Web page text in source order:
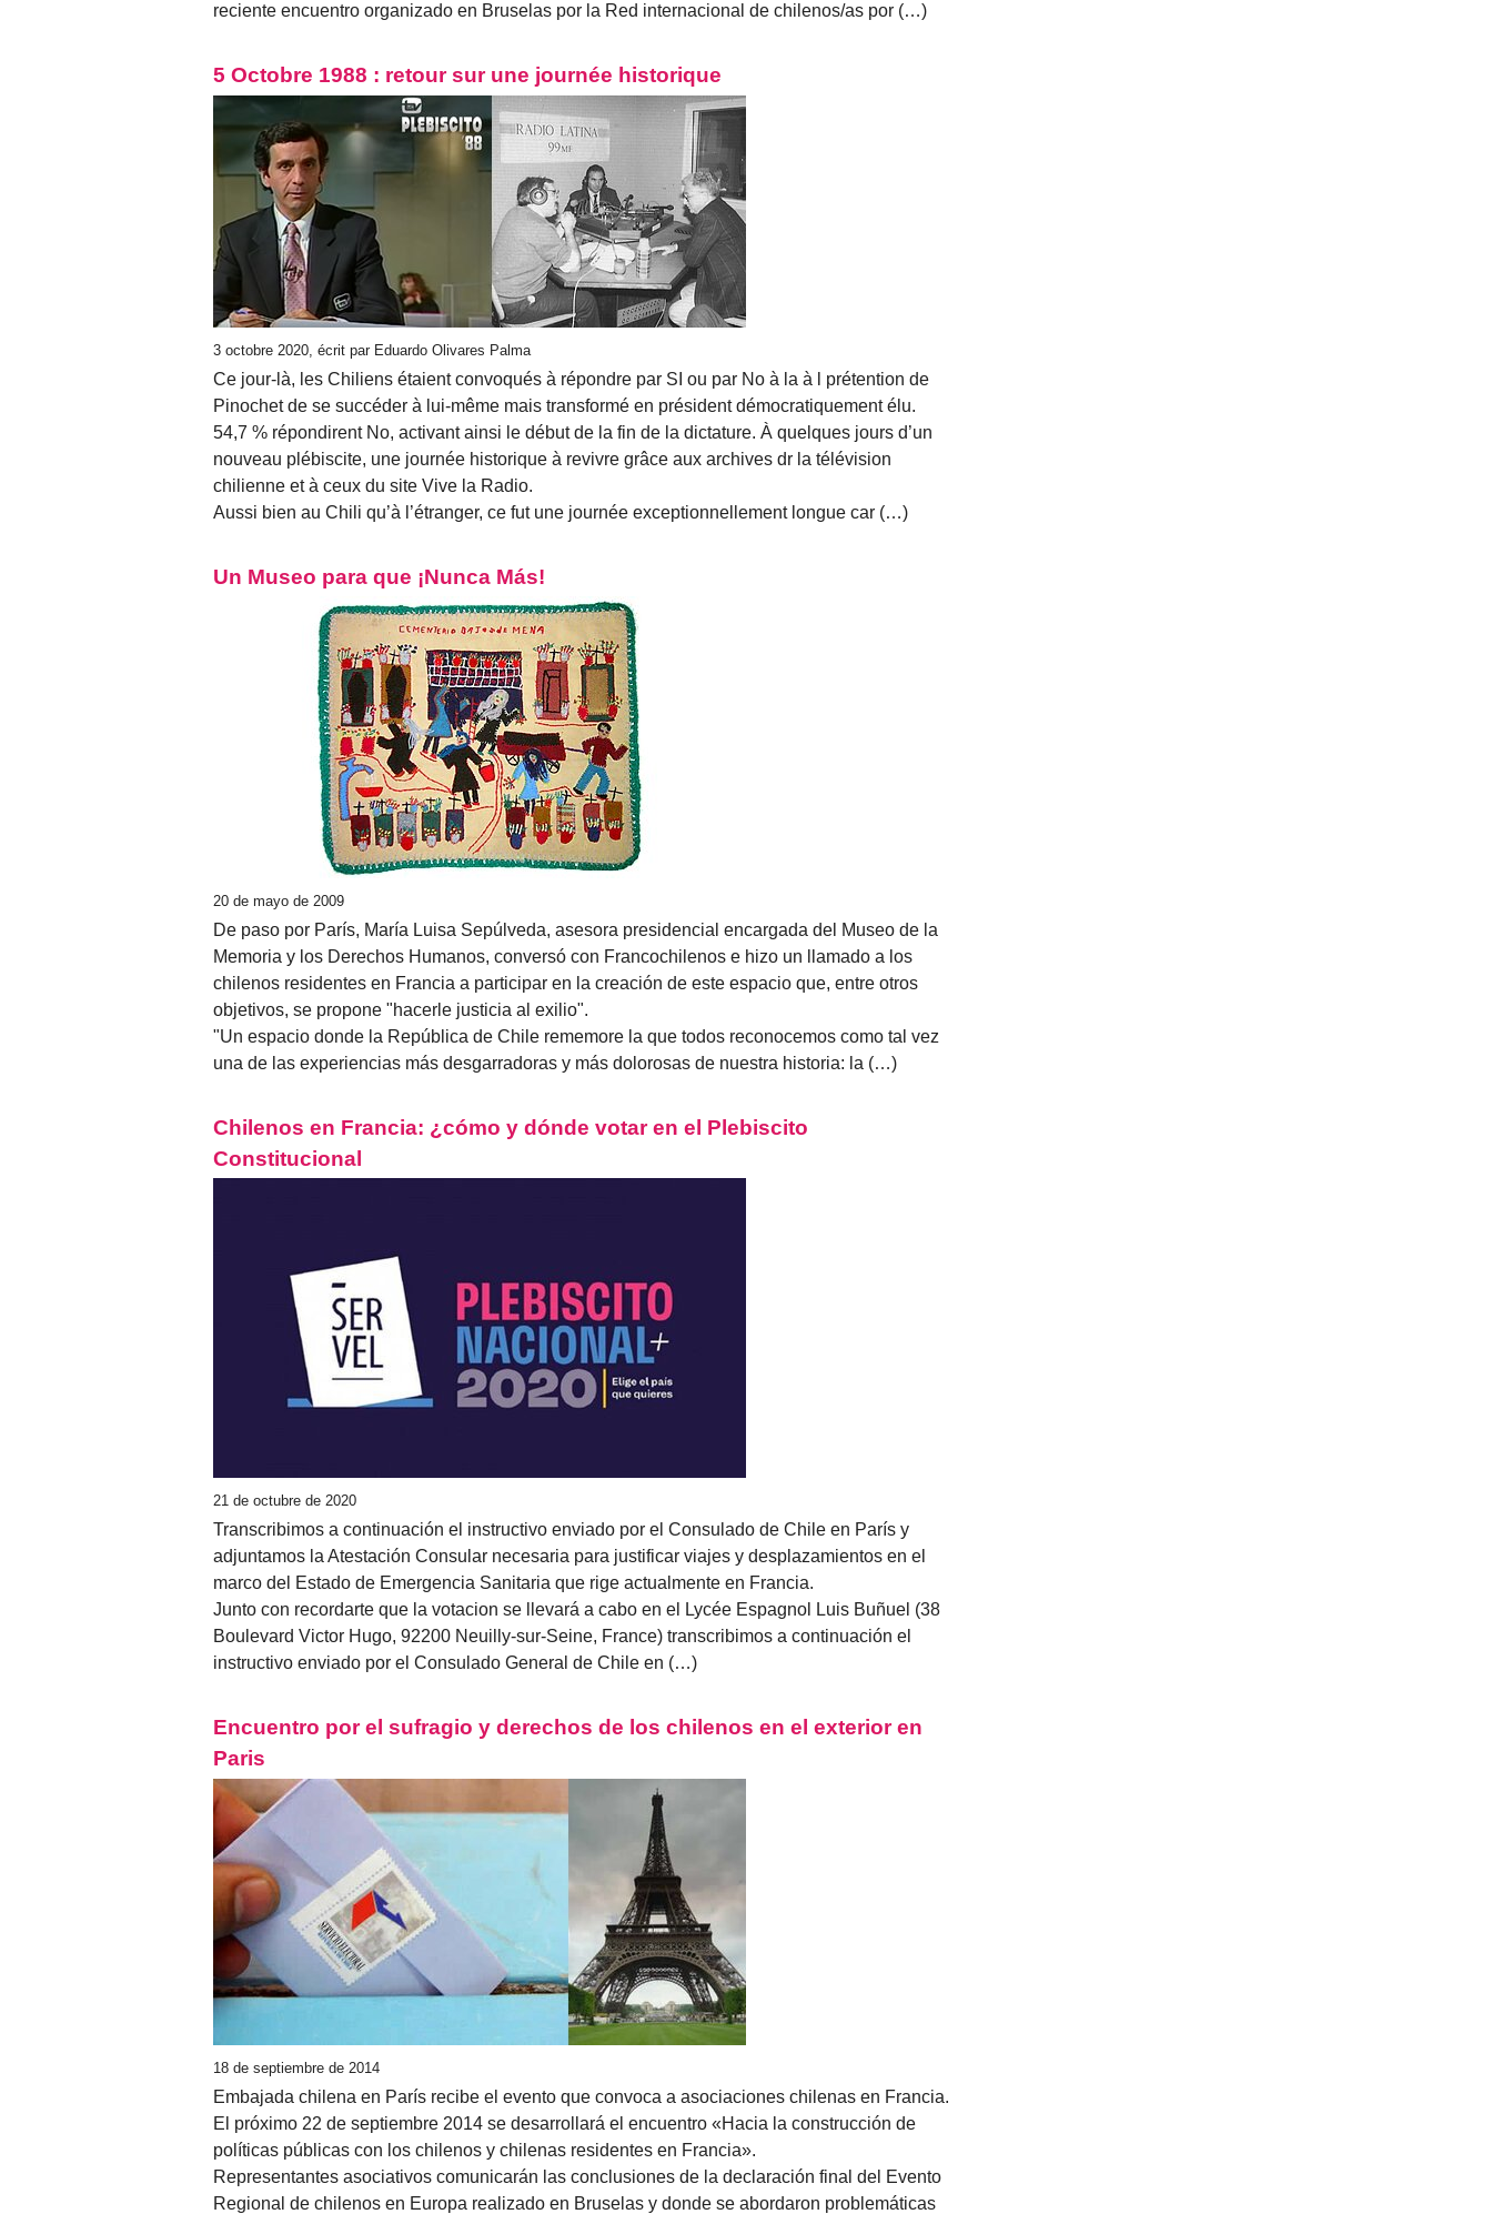
reciente encuentro organizado en Bruselas por la Red internacional de chilenos/as por (…)
5 Octobre 1988 : retour sur une journée historique
3 octobre 2020, écrit par Eduardo Olivares Palma
Ce jour-là, les Chiliens étaient convoqués à répondre par SI ou par No à la à l prétention de
Pinochet de se succéder à lui-même mais transformé en président démocratiquement élu.
54,7 % répondirent No, activant ainsi le début de la fin de la dictature. À quelques jours d’un
nouveau plébiscite, une journée historique à revivre grâce aux archives dr la télévision
chilienne et à ceux du site Vive la Radio.
Aussi bien au Chili qu’à l’étranger, ce fut une journée exceptionnellement longue car (…)
Un Museo para que ¡Nunca Más!
20 de mayo de 2009
De paso por París, María Luisa Sepúlveda, asesora presidencial encargada del Museo de la
Memoria y los Derechos Humanos, conversó con Francochilenos e hizo un llamado a los
chilenos residentes en Francia a participar en la creación de este espacio que, entre otros
objetivos, se propone "hacerle justicia al exilio".
"Un espacio donde la República de Chile rememore la que todos reconocemos como tal vez
una de las experiencias más desgarradoras y más dolorosas de nuestra historia: la (…)
Chilenos en Francia: ¿cómo y dónde votar en el Plebiscito
Constitucional
21 de octubre de 2020
Transcribimos a continuación el instructivo enviado por el Consulado de Chile en París y
adjuntamos la Atestación Consular necesaria para justificar viajes y desplazamientos en el
marco del Estado de Emergencia Sanitaria que rige actualmente en Francia.
Junto con recordarte que la votacion se llevará a cabo en el Lycée Espagnol Luis Buñuel (38
Boulevard Victor Hugo, 92200 Neuilly-sur-Seine, France) transcribimos a continuación el
instructivo enviado por el Consulado General de Chile en (…)
Encuentro por el sufragio y derechos de los chilenos en el exterior en
Paris
18 de septiembre de 2014
Embajada chilena en París recibe el evento que convoca a asociaciones chilenas en Francia.
El próximo 22 de septiembre 2014 se desarrollará el encuentro «Hacia la construcción de
políticas públicas con los chilenos y chilenas residentes en Francia».
Representantes asociativos comunicarán las conclusiones de la declaración final del Evento
Regional de chilenos en Europa realizado en Bruselas y donde se abordaron problemáticas